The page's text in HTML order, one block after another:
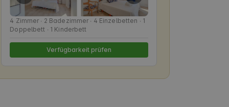
4 Zimmer ∙ 2 Badezimmer ∙ 4 Einzelbetten ∙ 1
Doppelbett ∙ 1 Kinderbett
Verfügbarkeit prüfen